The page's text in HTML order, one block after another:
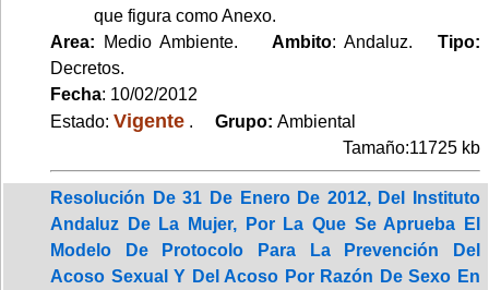
que figura como Anexo.
Area: Medio Ambiente. Ambito: Andaluz.Tipo:
Decretos.
Fecha: 10/02/2012
Estado: Vigente . Grupo: Ambiental
Tamaño:11725 kb
Resolución De 31 De Enero De 2012, Del Instituto
Andaluz De La Mujer, Por La Que Se Aprueba El
Modelo De Protocolo Para La Prevención Del
Acoso Sexual Y Del Acoso Por Razón De Sexo En